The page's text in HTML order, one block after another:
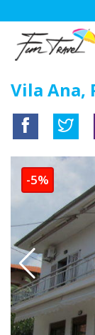
Vila Ana,